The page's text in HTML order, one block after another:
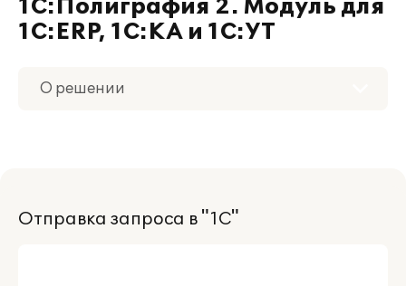
1С:Полиграфия 2. Модуль для
1С:ERP, 1С:КА и 1С:УТ
О решении
Материалы
Отправка запроса в "1С"